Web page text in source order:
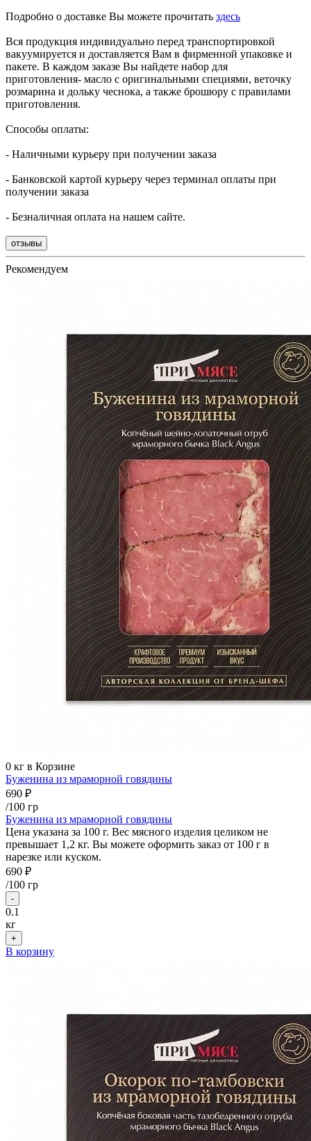
Подробно о доставке Вы можете прочитать здесь
Вся продукция индивидуально перед транспортировкой
вакуумируется и доставляется Вам в фирменной упаковке и
пакете. В каждом заказе Вы найдете набор для
приготовления- масло с оригинальными специями, веточку
розмарина и дольку чеснока, а также брошюру с правилами
приготовления.
Способы оплаты:
- Наличными курьеру при получении заказа
- Банковской картой курьеру через терминал оплаты при
получении заказа
- Безналичная оплата на нашем сайте.
отзывы
Рекомендуем
0 кг в Корзине
Буженина из мраморной говядины
690 ₽
/100 гр
Буженина из мраморной говядины
Цена указана за 100 г. Вес мясного изделия целиком не
превышает 1,2 кг. Вы можете оформить заказ от 100 г в
нарезке или куском.
690 ₽
/100 гр
-
0.1
кг
+
В корзину